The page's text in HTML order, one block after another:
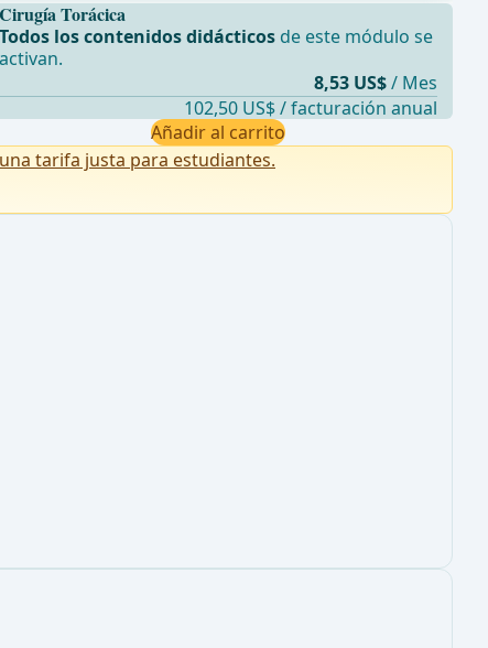
Cirugía Torácica
Todos los contenidos didácticosde este módulo se
activan.
8,53 US$ / Mes
102,50 US$ / facturación anual
Añadir al carrito
tarifa justa para estudiantes.